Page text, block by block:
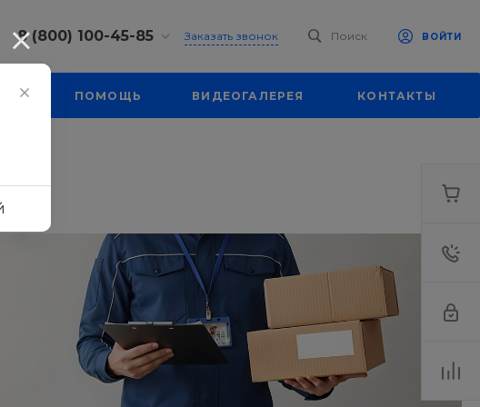
8 (800) 100-45-85
г. Челябинск,
г. Челябинск,
Копейское ш., 64
Пн-Пт: 9:30-18:30
Cб-Вс: Выходной
sale@intecweb.ru
Заказать звонок Поиск ВОЙТИ
ПОМОЩЬ ВИДЕОГАЛЕРЕЯ КОНТАКТЫ